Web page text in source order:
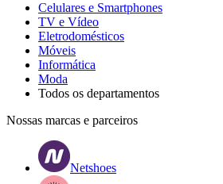
Celulares e Smartphones
TV e Vídeo
Eletrodomésticos
Móveis
Informática
Moda
Todos os departamentos
Nossas marcas e parceiros
Netshoes